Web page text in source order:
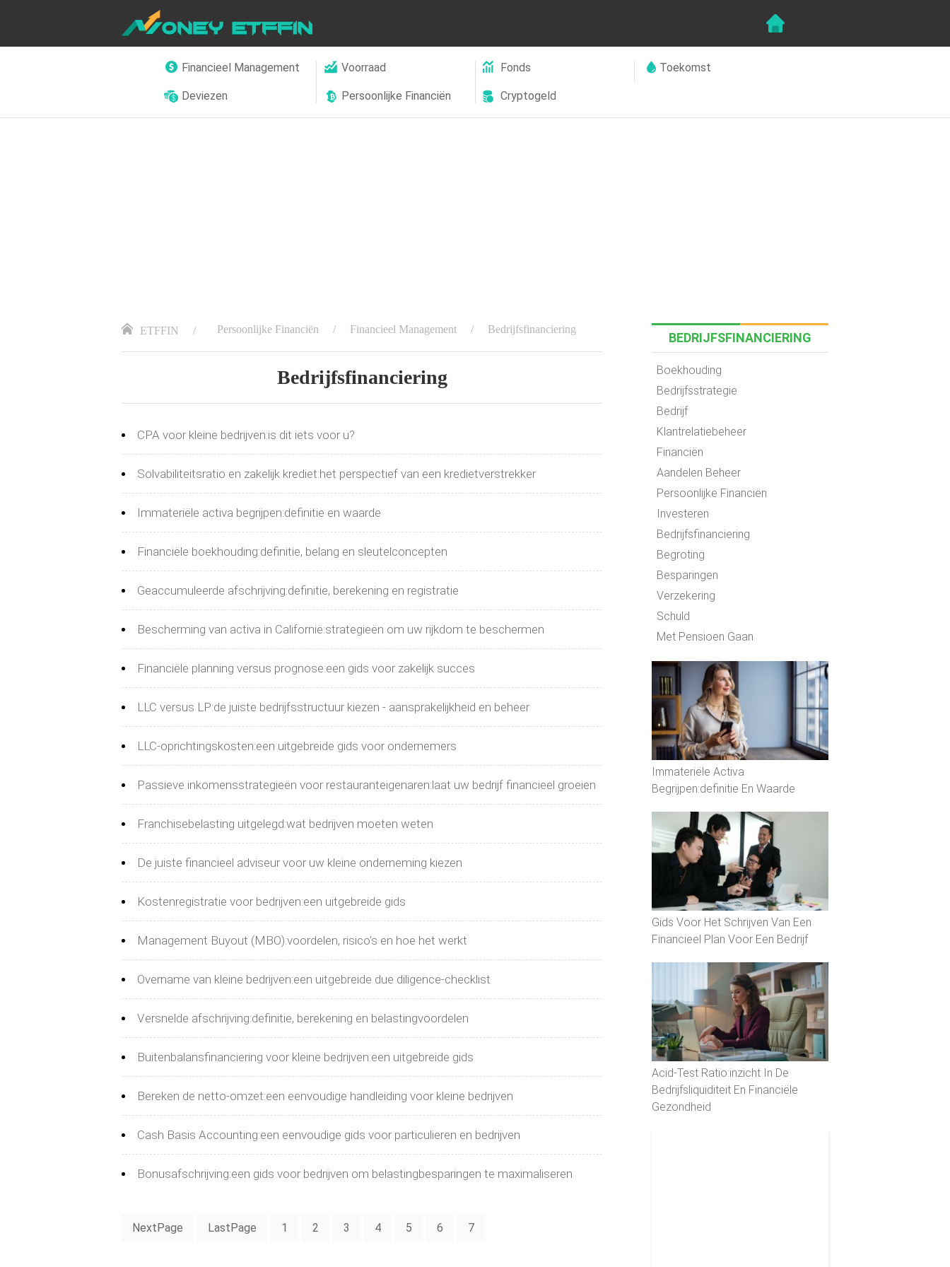
Financieel Management Voorraad Fonds Toekomst
Deviezen Persoonlijke Financiën Cryptogeld
ETFFIN Persoonlijke Financiën Financieel Management Bedrijfsfinanciering
Bedrijfsfinanciering
CPA voor kleine bedrijven:is dit iets voor u?
Solvabiliteitsratio en zakelijk krediet:het perspectief van een kredietverstrekker
Immateriële activa begrijpen:definitie en waarde
Financiële boekhouding:definitie, belang en sleutelconcepten
Geaccumuleerde afschrijving:definitie, berekening en registratie
Bescherming van activa in Californië:strategieën om uw rijkdom te beschermen
Financiële planning versus prognose:een gids voor zakelijk succes
LLC versus LP:de juiste bedrijfsstructuur kiezen - aansprakelijkheid en beheer
LLC-oprichtingskosten:een uitgebreide gids voor ondernemers
Passieve inkomensstrategieën voor restauranteigenaren:laat uw bedrijf financieel groeien
Franchisebelasting uitgelegd:wat bedrijven moeten weten
De juiste financieel adviseur voor uw kleine onderneming kiezen
Kostenregistratie voor bedrijven:een uitgebreide gids
Management Buyout (MBO):voordelen, risico's en hoe het werkt
Overname van kleine bedrijven:een uitgebreide due diligence-checklist
Versnelde afschrijving:definitie, berekening en belastingvoordelen
Buitenbalansfinanciering voor kleine bedrijven:een uitgebreide gids
Bereken de netto-omzet:een eenvoudige handleiding voor kleine bedrijven
Cash Basis Accounting:een eenvoudige gids voor particulieren en bedrijven
Bonusafschrijving:een gids voor bedrijven om belastingbesparingen te maximaliseren
NextPage LastPage 1 2 3 4 5 6 7
BEDRIJFSFINANCIERING
Boekhouding
Bedrijfsstrategie
Bedrijf
Klantrelatiebeheer
Financiën
Aandelen Beheer
Persoonlijke Financiën
Investeren
Bedrijfsfinanciering
Begroting
Besparingen
Verzekering
Schuld
Met Pensioen Gaan
Immateriële Activa
Begrijpen:definitie En Waarde
Gids Voor Het Schrijven Van Een
Financieel Plan Voor Een Bedrijf
Acid-Test Ratio:inzicht In De
Bedrijfsliquiditeit En Financiële
Gezondheid